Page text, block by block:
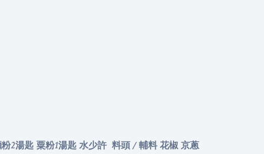
2湯匙 粟粉1湯匙 水少許 料頭 / 輔料 花椒 京蔥